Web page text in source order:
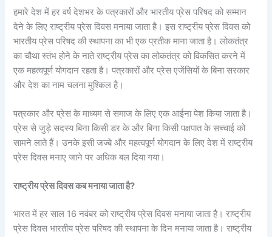
हमारे देश में हर वर्ष देशभर के पत्रकारों और भारतीय प्रेस परिषद को सम्मान
देने के लिए राष्ट्रीय प्रेस दिवस मनाया जाता है। इस राष्ट्रीय प्रेस दिवस को
भारतीय प्रेस परिषद की स्थापना का भी एक प्रतीक माना जाता है। लोकतंत्र
का चौथा स्तंभ होने के नाते राष्ट्रीय प्रेस का लोकतंत्र को विकसित करने में
एक महत्वपूर्ण योगदान रहता है। पत्रकारों और प्रेस एजेंसियों के बिना सरकार
और देश का नाम चलना मुश्किल है।
पत्रकार और प्रेस के माध्यम से समाज के लिए एक आईना पेश किया जाता है।
प्रेस से जुड़े सदस्य बिना किसी डर के और बिना किसी पक्षपात के सच्चाई को
सामने लाते हैं। उनके इसी जज्बे और महत्वपूर्ण योगदान के लिए देश में राष्ट्रीय
प्रेस दिवस मनाए जाने पर अधिक बल दिया गया।
राष्ट्रीय प्रेस दिवस कब मनाया जाता है?
भारत में हर साल 16 नवंबर को राष्ट्रीय प्रेस दिवस मनाया जाता है। राष्ट्रीय
प्रेस दिवस भारतीय प्रेस परिषद की स्थापना के दिन मनाया जाता है। राष्ट्रीय